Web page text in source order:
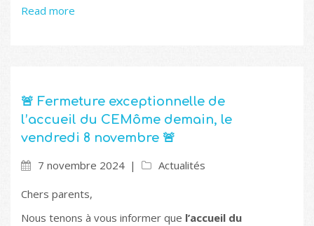
Read more
🚨 Fermeture exceptionnelle de
l’accueil du CEMôme demain, le
vendredi 8 novembre 🚨
7 novembre 2024
Actualités
Chers parents,
Nous tenons à vous informer que l’accueil du